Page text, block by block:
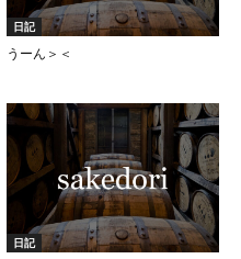
日記
うーん＞＜
日記